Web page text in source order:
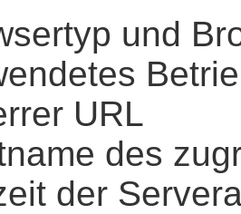
und
URL
des
der